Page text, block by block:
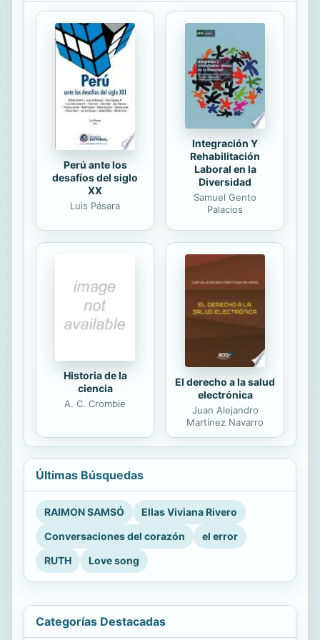
inocencia, pero ahora que conoce a
esa mujer de turbadora belleza,
también quiere probar a dejarse
llevar por la pasión...hasta que ella
aprisiono su corazon.
Perú ante los
desafíos del siglo
XX
Luis Pásara
Integración Y
Rehabilitación
Laboral en la
Diversidad
Samuel Gento
Palacios
Historia de la
ciencia
A. C. Crombie
El derecho a la salud
electrónica
Juan Alejandro
Martínez Navarro
Últimas Búsquedas
RAIMON SAMSÓ
Ellas Viviana Rivero
Conversaciones del corazón
el error
RUTH
Love song
Categorías Destacadas